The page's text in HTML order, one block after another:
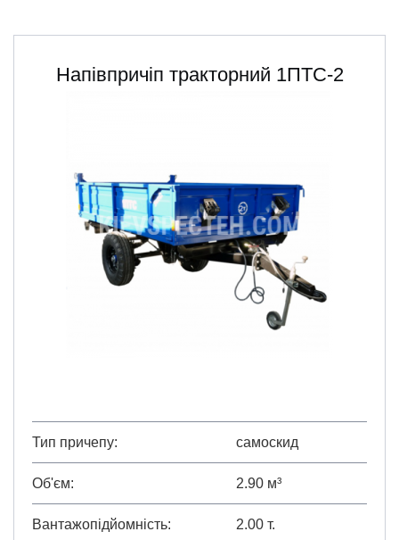
Напівпричіп тракторний 1ПТС-2
Тип причепу самоскид
Об'єм 2.90 м³
Вантажопідйомність 2.00 т.